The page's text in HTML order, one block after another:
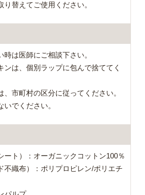
り替えてご使用ください。
時は医師にご相談下さい。
ンは、個別ラップに包んで捨ててく
、市町村の区分に従ってください。
いでください。
ート）：オーガニックコットン100％
不織布）：ポリプロピレン/ポリエチ